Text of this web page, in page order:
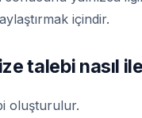
içindir.
talebi nasıl
oluşturulur.